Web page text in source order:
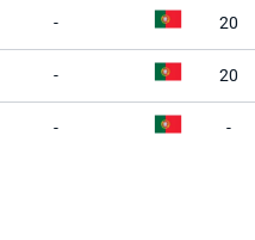
- 20
- 20
- -